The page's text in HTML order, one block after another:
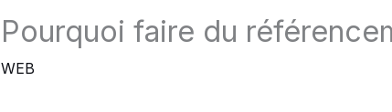
Pourquoi faire du
WEB